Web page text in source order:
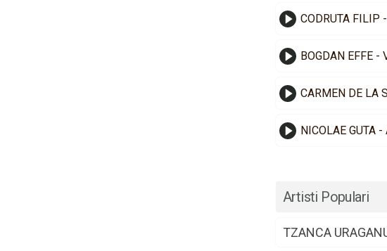
CODRUTA FILIP
BOGDAN EFFE -
CARMEN DE LA
NICOLAE GUTA
Artisti Populari
TZANCA